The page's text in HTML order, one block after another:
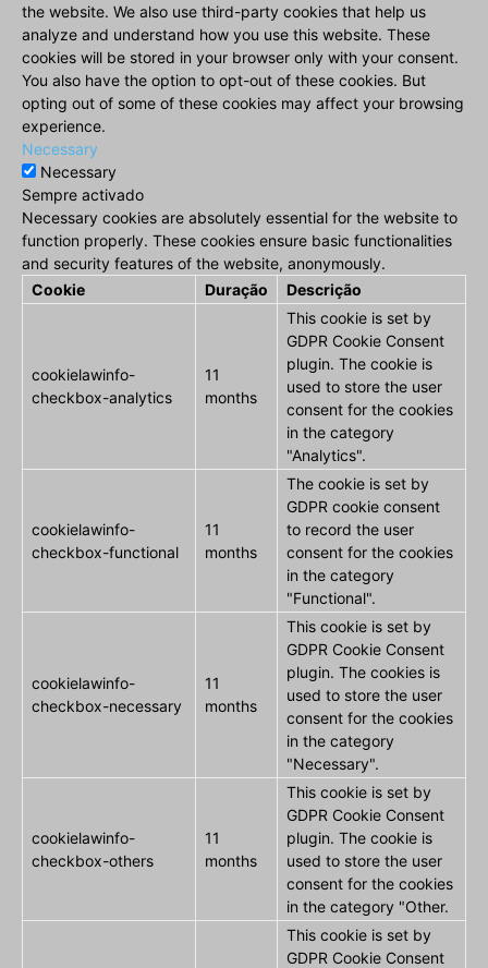
the website. We also use third-party cookies that help us
analyze and understand how you use this website. These
cookies will be stored in your browser only with your consent.
You also have the option to opt-out of these cookies. But
opting out of some of these cookies may affect your browsing
experience.
Necessary
Necessary
Sempre activado
Necessary cookies are absolutely essential for the website to
function properly. These cookies ensure basic functionalities
and security features of the website, anonymously.
Cookie
Duração Descrição
cookielawinfo-
checkbox-analytics
11
months
This cookie is set by
GDPR Cookie Consent
plugin. The cookie is
used to store the user
consent for the cookies
in the category
"Analytics".
cookielawinfo-
checkbox-functional
11
months
The cookie is set by
GDPR cookie consent
to record the user
consent for the cookies
in the category
"Functional".
cookielawinfo-
checkbox-necessary
11
months
This cookie is set by
GDPR Cookie Consent
plugin. The cookies is
used to store the user
consent for the cookies
in the category
"Necessary".
cookielawinfo-
checkbox-others
11
months
This cookie is set by
GDPR Cookie Consent
plugin. The cookie is
used to store the user
consent for the cookies
in the category "Other.
This cookie is set by
GDPR Cookie Consent